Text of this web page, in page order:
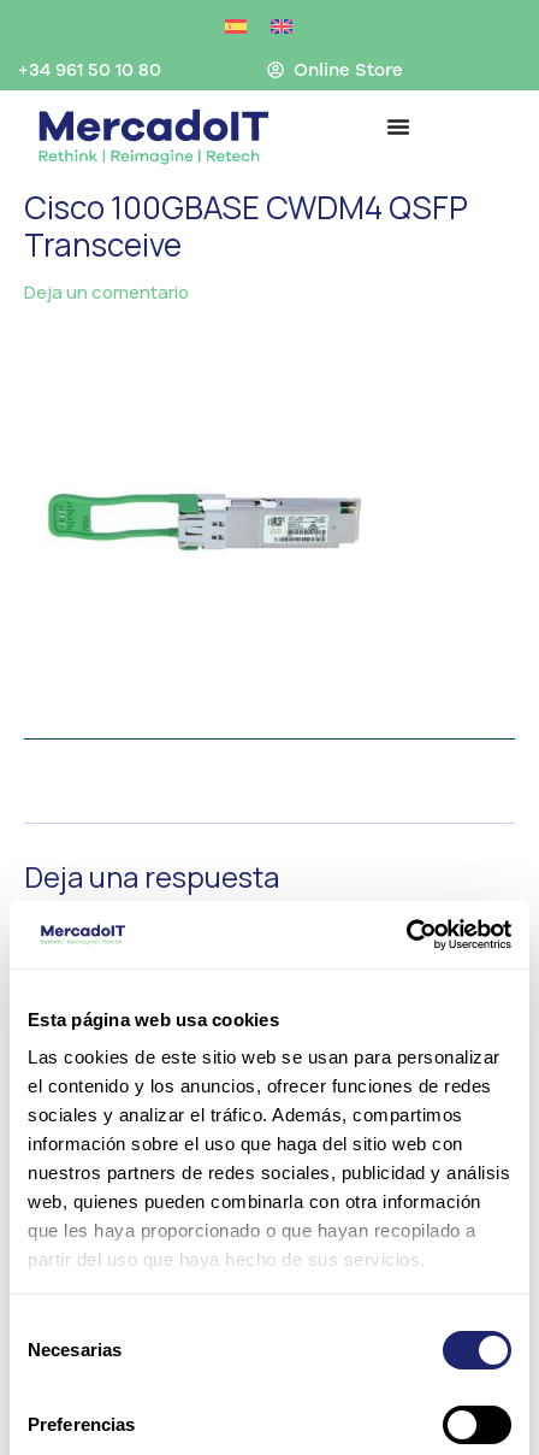
Esta página web usa cookies
Las cookies de este sitio web se usan para personalizar
el contenido y los anuncios, ofrecer funciones de redes
sociales y analizar el tráfico. Además, compartimos
información sobre el uso que haga del sitio web con
nuestros partners de redes sociales, publicidad y análisis
web, quienes pueden combinarla con otra información
que les haya proporcionado o que hayan recopilado a
partir del uso que haya hecho de sus servicios.
Necesarias
Preferencias
contenido
+34 961 50 10 80 Online Store
Cisco 100GBASE CWDM4 QSFP
Transceive
Deja un comentario
Deja una respuesta
Tu dirección de correo electrónico no será publicada. Los
campos obligatorios están marcados con
electrónico*